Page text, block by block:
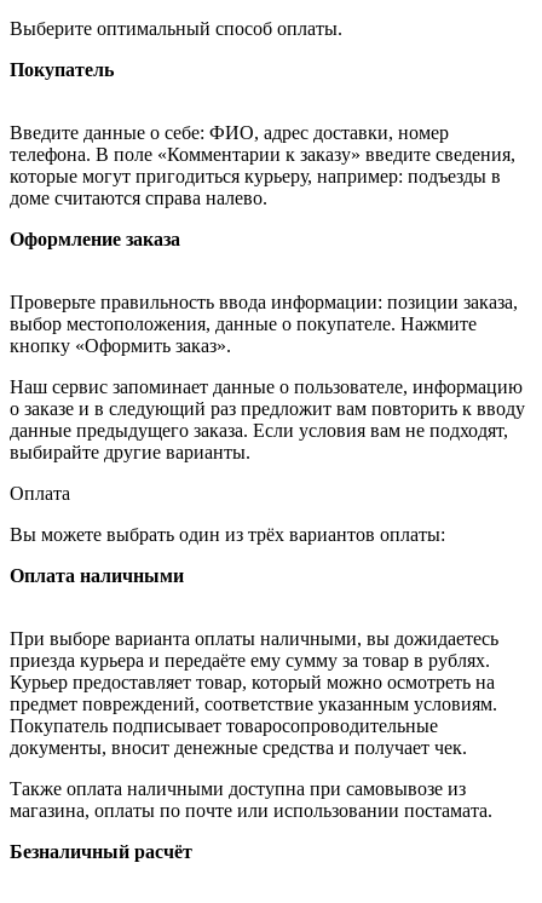
Выберите оптимальный способ оплаты.
Покупатель
Введите данные о себе: ФИО, адрес доставки, номер
телефона. В поле «Комментарии к заказу» введите сведения,
которые могут пригодиться курьеру, например: подъезды в
доме считаются справа налево.
Оформление заказа
Проверьте правильность ввода информации: позиции заказа,
выбор местоположения, данные о покупателе. Нажмите
кнопку «Оформить заказ».
Наш сервис запоминает данные о пользователе, информацию
о заказе и в следующий раз предложит вам повторить к вводу
данные предыдущего заказа. Если условия вам не подходят,
выбирайте другие варианты.
Оплата
Вы можете выбрать один из трёх вариантов оплаты:
Оплата наличными
При выборе варианта оплаты наличными, вы дожидаетесь
приезда курьера и передаёте ему сумму за товар в рублях.
Курьер предоставляет товар, который можно осмотреть на
предмет повреждений, соответствие указанным условиям.
Покупатель подписывает товаросопроводительные
документы, вносит денежные средства и получает чек.
Также оплата наличными доступна при самовывозе из
магазина, оплаты по почте или использовании постамата.
Безналичный расчёт